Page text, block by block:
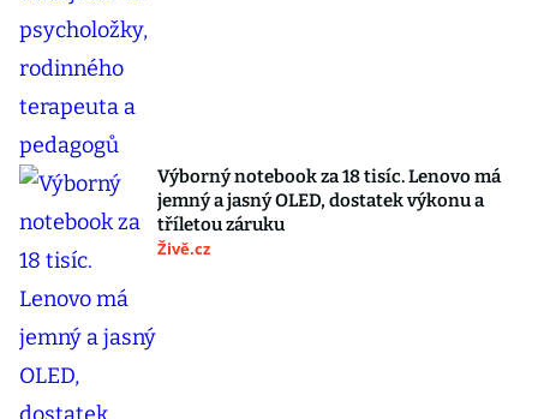
Výborný notebook za 18 tisíc. Lenovo má
jemný a jasný OLED, dostatek výkonu a
tříletou záruku
Živě.cz